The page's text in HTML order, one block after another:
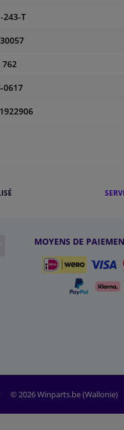
243-T
762
0617
MOYENS DE
© 2026 Winparts.be (Wallonie)